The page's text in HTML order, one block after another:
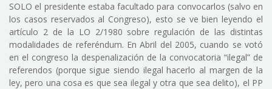
SOLO el presidente estaba facultado para convocarlos (salvo en
los casos reservados al Congreso), esto se ve bien leyendo el
artículo 2 de la LO 2/1980 sobre regulación de las distintas
modalidades de referéndum. En Abril del 2005, cuando se votó
en el congreso la despenalización de la convocatoria “ilegal” de
referendos (porque sigue siendo ilegal hacerlo al margen de la
ley, pero una cosa es que sea ilegal y otra que sea delito), el PP